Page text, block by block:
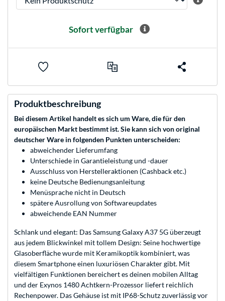
Sofort verfügbar
Produktbeschreibung
Bei diesem Artikel handelt es sich um Ware, die für den
europäischen Markt bestimmt ist. Sie kann sich von original
deutscher Ware in folgenden Punkten unterscheiden:
abweichender Lieferumfang
Unterschiede in Garantieleistung und -dauer
Ausschluss von Herstelleraktionen (Cashback etc.)
keine Deutsche Bedienungsanleitung
Menüsprache nicht in Deutsch
spätere Ausrollung von Softwareupdates
abweichende EAN Nummer
Schlank und elegant: Das Samsung Galaxy A37 5G überzeugt
aus jedem Blickwinkel mit tollem Design: Seine hochwertige
Glasoberfläche wurde mit Keramikoptik kombiniert, was
diesem Smartphone einen luxuriösen Charakter gibt. Mit
vielfältigen Funktionen bereichert es deinen mobilen Alltag
und der Exynos 1480 Achtkern-Prozessor liefert reichlich
Rechenpower. Das Gehäuse ist mit IP68-Schutz zuverlässig vor